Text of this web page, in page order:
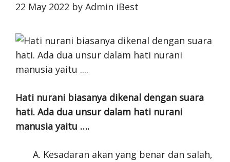
22 May 2022 by Admin iBest
Hati nurani biasanya dikenal dengan suara
hati. Ada dua unsur dalam hati nurani
manusia yaitu ….
Kesadaran akan yang benar dan salah,